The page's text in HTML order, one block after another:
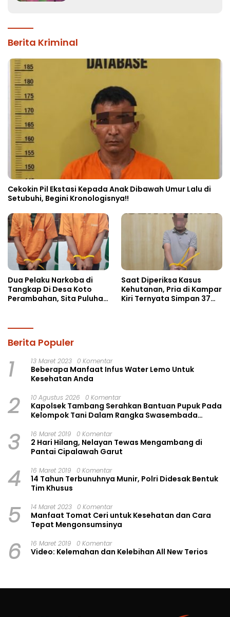
Berita Kriminal
Cekokin Pil Ekstasi Kepada Anak Dibawah Umur Lalu di
Setubuhi, Begini Kronologisnya!!
Dua Pelaku Narkoba di
Tangkap Di Desa Koto
Perambahan, Sita Puluhan
Saat Diperiksa Kasus
Kehutanan, Pria di Kampar
Kiri Ternyata Simpan 37
Berita Populer
1 13 Maret 2023 0 Komentar
Beberapa Manfaat Infus Water Lemo Untuk
Kesehatan Anda
2 10 Agustus 2026 0 Komentar
Kapolsek Tambang Serahkan Bantuan Pupuk Pada
Kelompok Tani Dalam Rangka Swasembada
3 16 Maret 2019 0 Komentar
2 Hari Hilang, Nelayan Tewas Mengambang di
Pantai Cipalawah Garut
4 16 Maret 2019 0 Komentar
14 Tahun Terbunuhnya Munir, Polri Didesak Bentuk
Tim Khusus
5 14 Maret 2023 0 Komentar
Manfaat Tomat Ceri untuk Kesehatan dan Cara
Tepat Mengonsumsinya
6 16 Maret 2019 0 Komentar
Video: Kelemahan dan Kelebihan All New Terios